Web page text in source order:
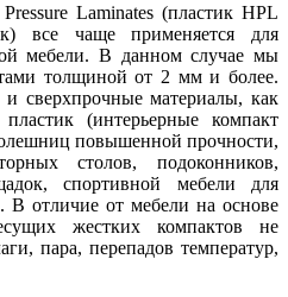
Laminates (пластик HPL
все чаще применяется для
мебели. В данном случае мы
толщиной от 2 мм и более.
сверхпрочные материалы, как
(интерьерные компакт
повышенной прочности,
столов, подоконников,
спортивной мебели для
В отличие от мебели на основе
жестких компактов не
пара, перепадов температур,